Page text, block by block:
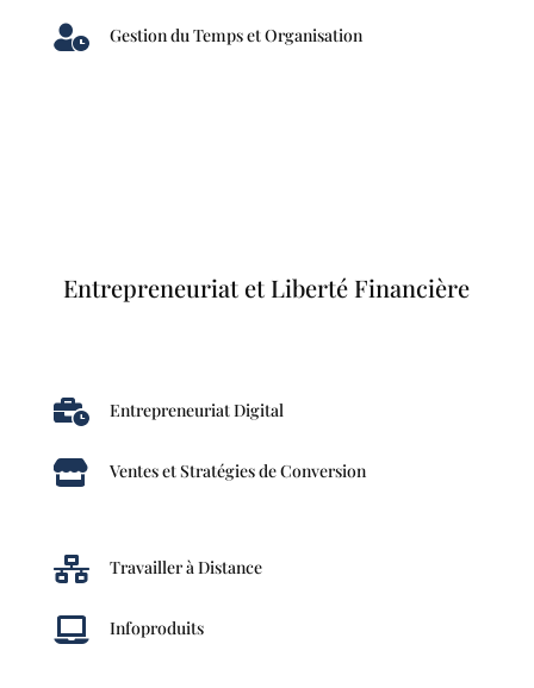
 Gestion du Temps et Organisation
Entrepreneuriat et Liberté Financière
 Entrepreneuriat Digital
 Ventes et Stratégies de Conversion
 Travailler à Distance
 Infoproduits